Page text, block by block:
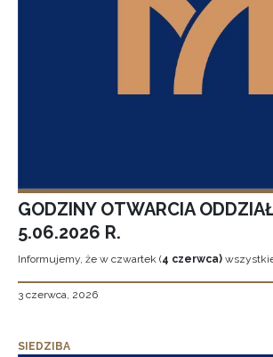
GODZINY OTWARCIA
5.06.2026 R.
Informujemy, że w czwartek (4 czerwca)
3 czerwca, 2026
SIEDZIBA